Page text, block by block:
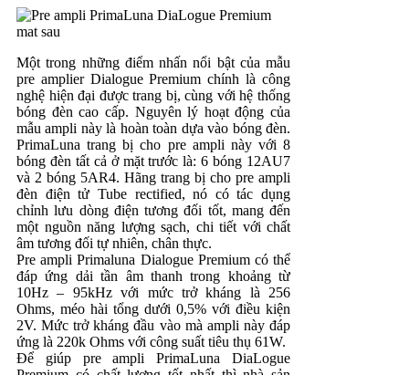
Một trong những điểm nhấn nổi bật của mẫu
pre amplier Dialogue Premium chính là công
nghệ hiện đại được trang bị, cùng với hệ thống
bóng đèn cao cấp. Nguyên lý hoạt động của
mẫu ampli này là hoàn toàn dựa vào bóng đèn.
PrimaLuna trang bị cho pre ampli này với 8
bóng đèn tất cả ở mặt trước là: 6 bóng 12AU7
và 2 bóng 5AR4. Hãng trang bị cho pre ampli
đèn điện tử Tube rectified, nó có tác dụng
chỉnh lưu dòng điện tương đối tốt, mang đến
một nguồn năng lượng sạch, chi tiết với chất
âm tương đối tự nhiên, chân thực.
Pre ampli Primaluna Dialogue Premium có thể
đáp ứng dải tần âm thanh trong khoảng từ
10Hz – 95kHz với mức trở kháng là 256
Ohms, méo hài tổng dưới 0,5% với điều kiện
2V. Mức trở kháng đầu vào mà ampli này đáp
ứng là 220k Ohms với công suất tiêu thụ 61W.
Để giúp pre ampli PrimaLuna DiaLogue